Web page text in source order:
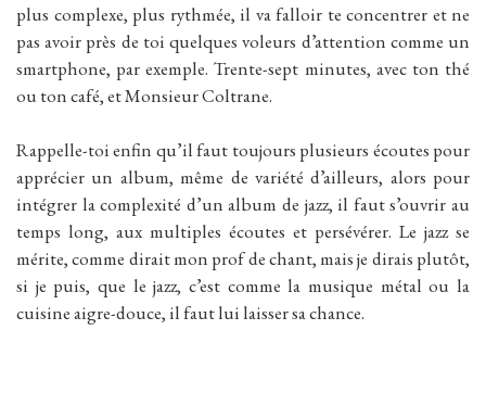
plus complexe, plus rythmée, il va falloir te concentrer et ne
pas avoir près de toi quelques voleurs d’attention comme un
smartphone, par exemple. Trente-sept minutes, avec ton thé
ou ton café, et Monsieur Coltrane.
Rappelle-toi enfin qu’il faut toujours plusieurs écoutes pour
apprécier un album, même de variété d’ailleurs, alors pour
intégrer la complexité d’un album de jazz, il faut s’ouvrir au
temps long, aux multiples écoutes et persévérer. Le jazz se
mérite, comme dirait mon prof de chant, mais je dirais plutôt,
si je puis, que le jazz, c’est comme la musique métal ou la
cuisine aigre-douce, il faut lui laisser sa chance.